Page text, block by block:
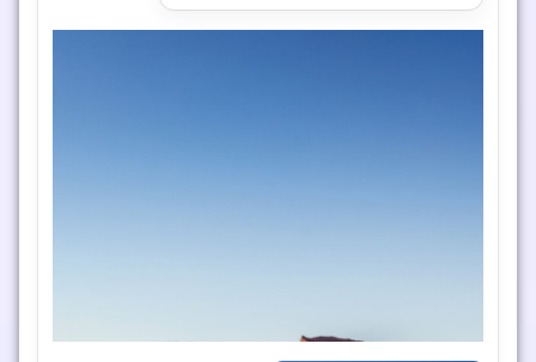
48 دقيقة و 57 ثانية